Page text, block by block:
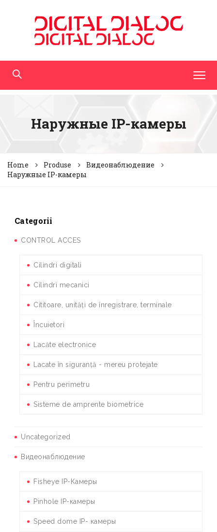
Наружные IP-камеры
Home Produse
Видеонаблюдение
Наружные IP-камеры
Categorii
CONTROL ACCES
Cilindri digitali
Cilindri mecanici
Cititoare, unități de înregistrare, terminale
Încuietori
Lacăte electronice
Lacate în siguranță - mereu protejate
Pentru perimetru
Sisteme de amprente biometrice
Uncategorized
Видеонаблюдение
Fisheye IP-Камеры
Pinhole IP-камеры
Speed dome IP- камеры